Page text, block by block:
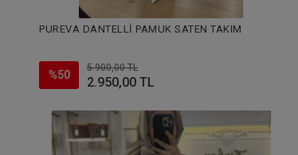
PUREVA DANTELLİ PAMUK SATEN TAKIM
%50
5.900,00 TL
2.950,00 TL